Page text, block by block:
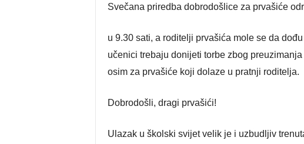
Svečana priredba dobrodošlice za prvašiće
u 9.30 sati, a roditelji prvašića mole se da
učenici trebaju donijeti torbe zbog
osim za prvašiće koji dolaze u pratnji roditelja.
Dobrodošli, dragi prvašići!
Ulazak u školski svijet velik je i uzbudljiv